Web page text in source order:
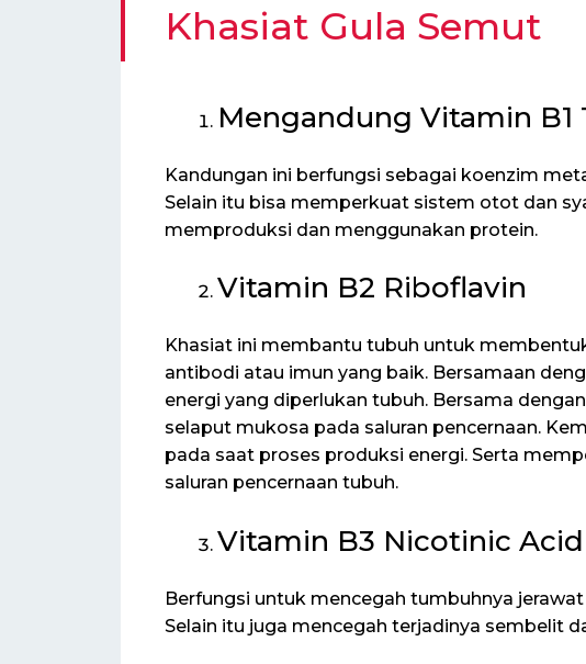
Khasiat Gula Semut
Mengandung Vitamin B1
Kandungan ini berfungsi sebagai koenzim
Selain itu bisa memperkuat sistem otot dan
memproduksi dan menggunakan protein.
Vitamin B2 Riboflavin
Khasiat ini membantu tubuh untuk
antibodi atau imun yang baik. Bersamaan
energi yang diperlukan tubuh. Bersama
selaput mukosa pada saluran pencernaan.
pada saat proses produksi energi. Serta
saluran pencernaan tubuh.
Vitamin B3 Nicotinic Acid
Berfungsi untuk mencegah tumbuhnya
Selain itu juga mencegah terjadinya sembelit